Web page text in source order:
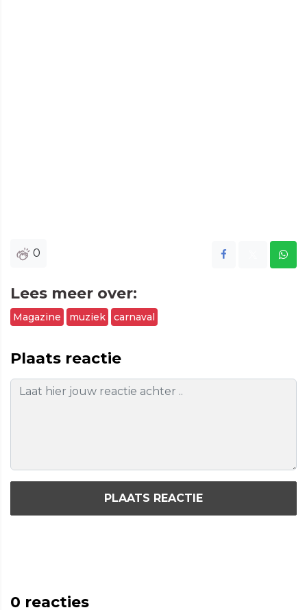
0
Lees meer over:
Magazine muziek carnaval
Plaats reactie
PLAATS REACTIE
0 reacties